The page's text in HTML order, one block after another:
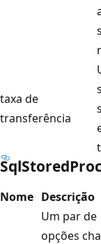
taxa de
transferência
Nome Descrição
Um par de
opções